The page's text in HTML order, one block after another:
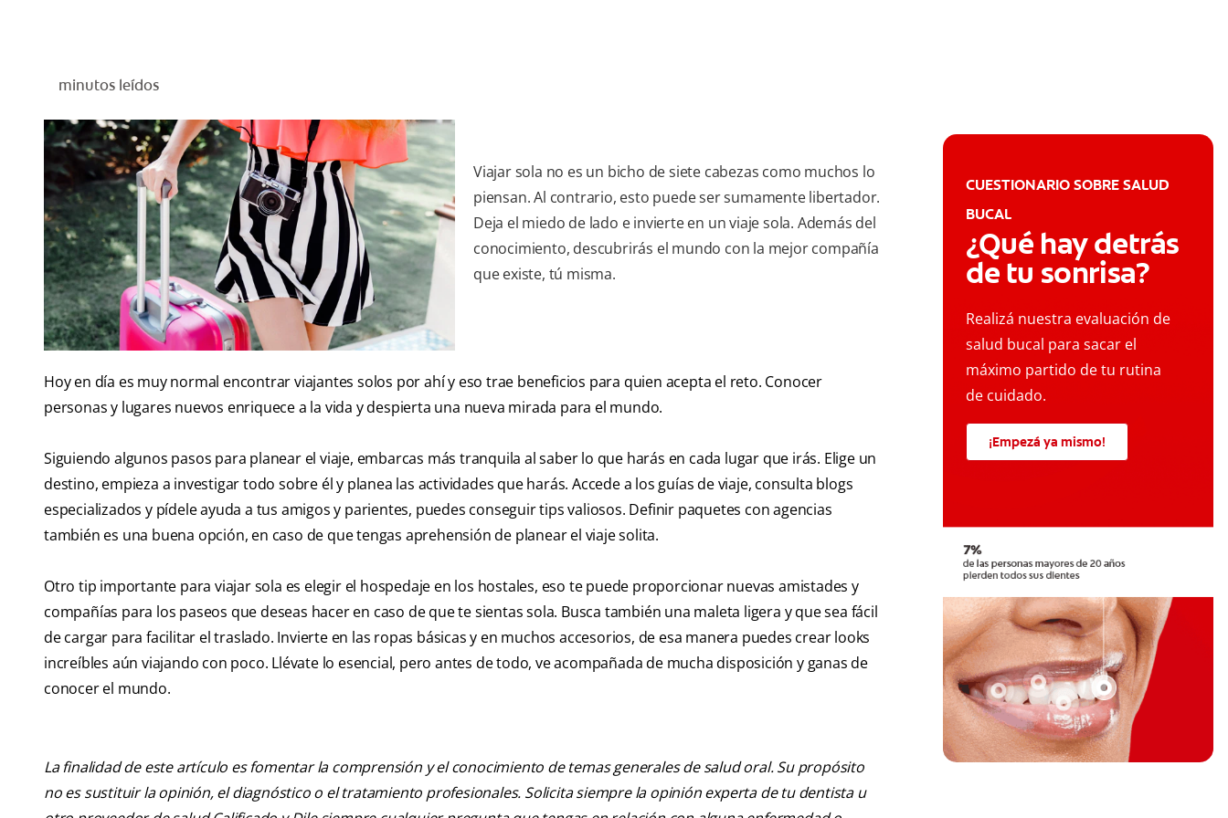
minutos leídos
Viajar sola no es un bicho de siete cabezas como muchos lo
piensan. Al contrario, esto puede ser sumamente libertador.
Deja el miedo de lado e invierte en un viaje sola. Además del
conocimiento, descubrirás el mundo con la mejor compañía
que existe, tú misma.
Hoy en día es muy normal encontrar viajantes solos por ahí y eso trae beneficios para quien acepta el reto. Conocer
personas y lugares nuevos enriquece a la vida y despierta una nueva mirada para el mundo.
Siguiendo algunos pasos para planear el viaje, embarcas más tranquila al saber lo que harás en cada lugar que irás. Elige un
destino, empieza a investigar todo sobre él y planea las actividades que harás. Accede a los guías de viaje, consulta blogs
especializados y pídele ayuda a tus amigos y parientes, puedes conseguir tips valiosos. Definir paquetes con agencias
también es una buena opción, en caso de que tengas aprehensión de planear el viaje solita.
Otro tip importante para viajar sola es elegir el hospedaje en los hostales, eso te puede proporcionar nuevas amistades y
compañías para los paseos que deseas hacer en caso de que te sientas sola. Busca también una maleta ligera y que sea fácil
de cargar para facilitar el traslado. Invierte en las ropas básicas y en muchos accesorios, de esa manera puedes crear looks
increíbles aún viajando con poco. Llévate lo esencial, pero antes de todo, ve acompañada de mucha disposición y ganas de
conocer el mundo.
La finalidad de este artículo es fomentar la comprensión y el conocimiento de temas generales de salud oral. Su propósito
no es sustituir la opinión, el diagnóstico o el tratamiento profesionales. Solicita siempre la opinión experta de tu dentista u
CUESTIONARIO SOBRE SALUD
BUCAL
¿Qué hay detrás
de tu sonrisa?
Realizá nuestra evaluación de
salud bucal para sacar el
máximo partido de tu rutina
de cuidado.
¡Empezá ya mismo!